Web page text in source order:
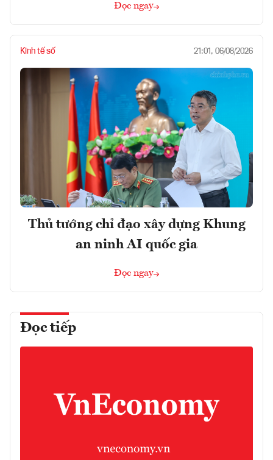
Đọc ngay
Kinh tế số 21:01, 06/08/2026
Thủ tướng chỉ đạo xây dựng Khung
an ninh AI quốc gia
Đọc ngay
Đọc tiếp